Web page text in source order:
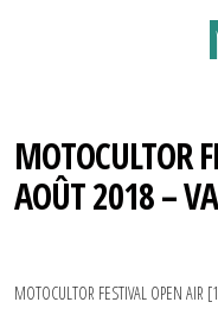
MOTOCULTOR
AOÛT 2018 –
MOTOCULTOR FESTIVAL OPEN